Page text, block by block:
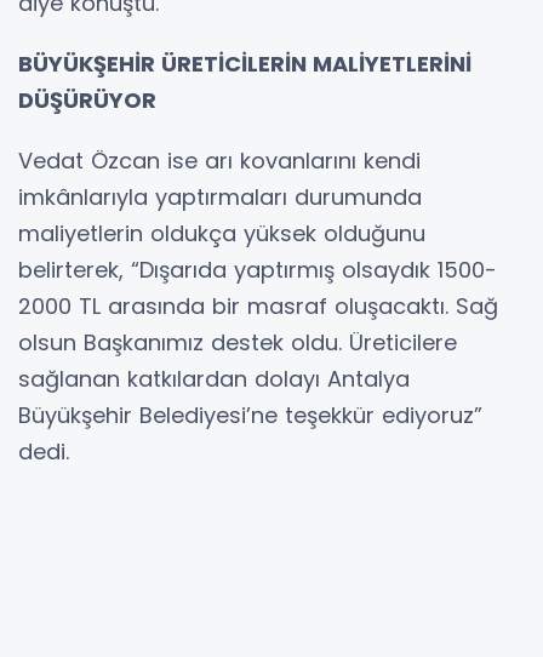
BÜYÜKŞEHİR ÜRETİCİLERİN MALİYETLERİNİ
DÜŞÜRÜYOR
Vedat Özcan ise arı kovanlarını kendi
imkânlarıyla yaptırmaları durumunda
maliyetlerin oldukça yüksek olduğunu
belirterek, “Dışarıda yaptırmış olsaydık 1500-
2000 TL arasında bir masraf oluşacaktı. Sağ
olsun Başkanımız destek oldu. Üreticilere
sağlanan katkılardan dolayı Antalya
Büyükşehir Belediyesi’ne teşekkür ediyoruz”
dedi.